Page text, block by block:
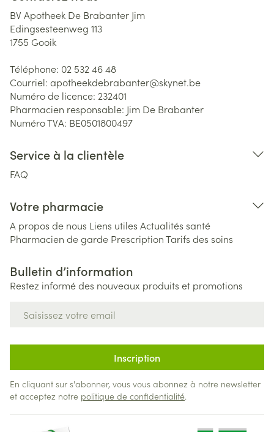
BV Apotheek De Brabanter Jim
Edingsesteenweg 113
1755 Gooik
Téléphone: 02 532 46 48
Courriel: apotheekdebrabanter@skynet.be
Numéro de licence: 232401
Pharmacien responsable: Jim De Brabanter
Numéro TVA: BE0501800497
Service à la clientèle
FAQ
Votre pharmacie
A propos de nous Liens utiles Actualités santé
Pharmacien de garde PrescriptionTarifs des soins
Bulletin d’information
Restez informé des nouveaux produits et promotions
Inscription
En cliquant sur s'abonner, vous vous abonnez à notre newsletter
et acceptez notre politique de confidentialité.